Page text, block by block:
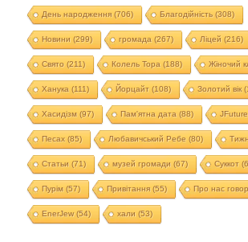
День народження(706) Благодійність(308)
Новини (299) громада (267) Ліцей (216)
Свято (211) Колель Тора (188) Жіночий
Ханука (111) Йорцайт (108) Золотий вік
Хасидізм (97) Пам'ятна дата (88) JFuture
Песах(85) Любавичський Ребе (80)
Статьи (71) музей громади (67) Суккот
Пурім (57) Привітання(55) Про нас
EnerJew(54) хали (53)